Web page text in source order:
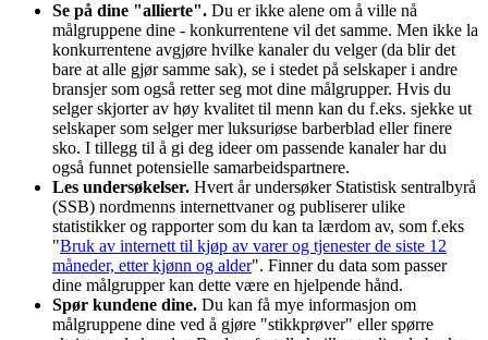
Se på dine "allierte". Du er ikke alene om å ville nå
målgruppene dine - konkurrentene vil det samme. Men ikke la
konkurrentene avgjøre hvilke kanaler du velger (da blir det
bare at alle gjør samme sak), se i stedet på selskaper i andre
bransjer som også retter seg mot dine målgrupper. Hvis du
selger skjorter av høy kvalitet til menn kan du f.eks. sjekke ut
selskaper som selger mer luksuriøse barberblad eller finere
sko. I tillegg til å gi deg ideer om passende kanaler har du
også funnet potensielle samarbeidspartnere.
Les undersøkelser. Hvert år undersøker Statistisk sentralbyrå
(SSB) nordmenns internettvaner og publiserer ulike
statistikker og rapporter som du kan ta lærdom av, som f.eks
"Bruk av internett til kjøp av varer og tjenester de siste 12
måneder, etter kjønn og alder". Finner du data som passer
dine målgrupper kan dette være en hjelpende hånd.
Spør kundene dine. Du kan få mye informasjon om
målgruppene dine ved å gjøre "stikkprøver" eller spørre